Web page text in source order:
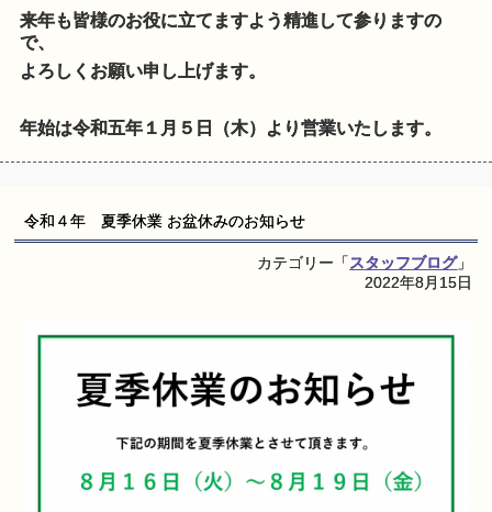
来年も皆様のお役に立てますよう精進して参りますの
で、
よろしくお願い申し上げます。
年始は令和五年１月５日（木）より営業いたします。
令和４年 夏季休業 お盆休みのお知らせ
カテゴリー「スタッフブログ」
2022年8月15日